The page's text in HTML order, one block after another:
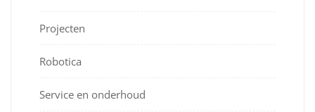
Projecten
Robotica
Service en onderhoud